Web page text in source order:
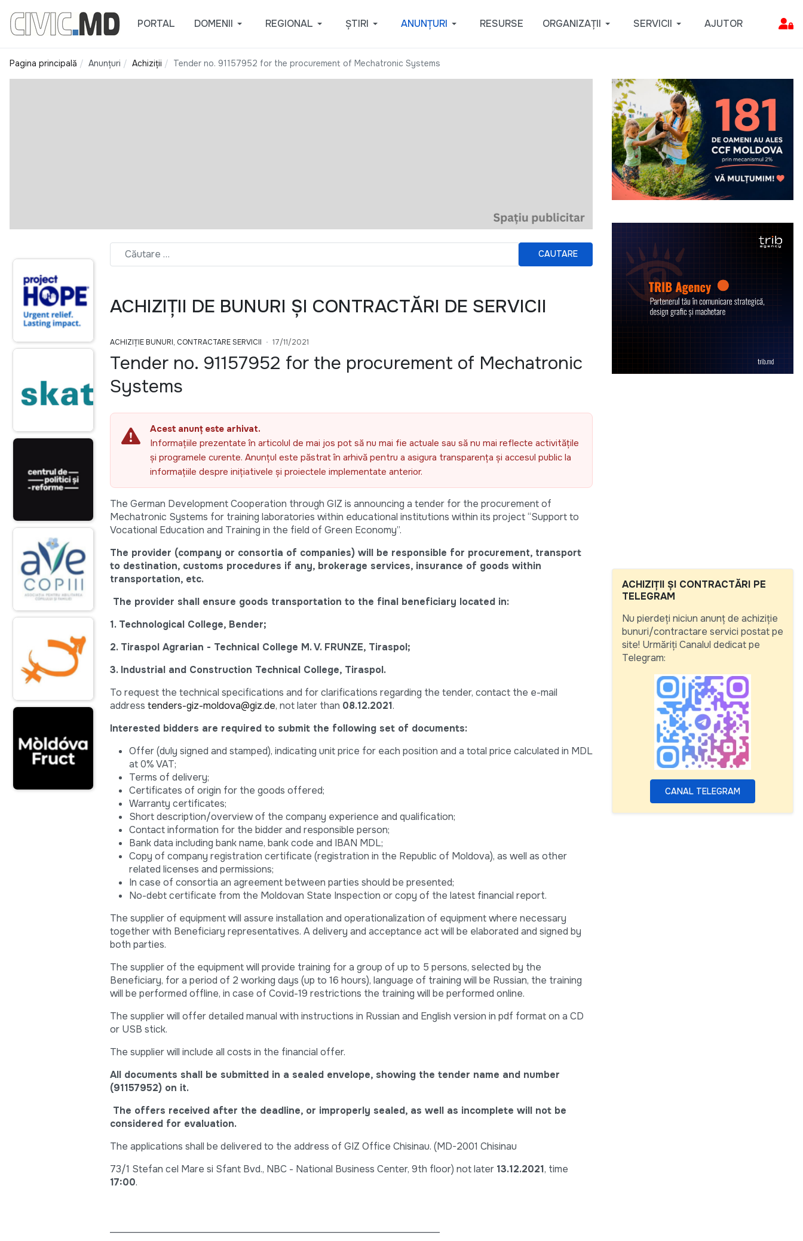
PORTAL DOMENII REGIONAL ȘTIRI ANUNȚURI RESURSE ORGANIZAȚII SERVICII AJUTOR
Pagina principală Anunțuri Achiziții Tender no. 91157952 for the procurement of Mechatronic Systems
CAUTARE
ACHIZIȚII DE BUNURI ȘI CONTRACTĂRI DE SERVICII
ACHIZIȚIE BUNURI, CONTRACTARE SERVICII 17/11/2021
Tender no. 91157952 for the procurement of Mechatronic
Systems
Acest anunț este arhivat.
Informațiile prezentate în articolul de mai jos pot să nu mai fie actuale sau să nu mai reflecte activitățile
și programele curente. Anunțul este păstrat în arhivă pentru a asigura transparența și accesul public la
informațiile despre inițiativele și proiectele implementate anterior.
The German Development Cooperation through GIZ is announcing a tender for the procurement of
Mechatronic Systems for training laboratories within educational institutions within its project “Support to
Vocational Education and Training in the field of Green Economy”.
The provider (company or consortia of companies) will be responsible for procurement, transport
to destination, customs procedures if any, brokerage services, insurance of goods within
transportation, etc.
The provider shall ensure goods transportation to the final beneficiary located in:
1. Technological College, Bender;
2. Tiraspol Agrarian - Technical College M. V. FRUNZE, Tiraspol;
3. Industrial and Construction Technical College, Tiraspol.
To request the technical specifications and for clarifications regarding the tender, contact the e-mail
address tenders-giz-moldova@giz.de, not later than 08.12.2021.
Interested bidders are required to submit the following set of documents:
Offer (duly signed and stamped), indicating unit price for each position and a total price calculated in MDL
at 0% VAT;
Terms of delivery;
Certificates of origin for the goods offered;
Warranty certificates;
Short description/overview of the company experience and qualification;
Contact information for the bidder and responsible person;
Bank data including bank name, bank code and IBAN MDL;
Copy of company registration certificate (registration in the Republic of Moldova), as well as other
related licenses and permissions;
In case of consortia an agreement between parties should be presented;
No-debt certificate from the Moldovan State Inspection or copy of the latest financial report.
The supplier of equipment will assure installation and operationalization of equipment where necessary
together with Beneficiary representatives. A delivery and acceptance act will be elaborated and signed by
both parties.
The supplier of the equipment will provide training for a group of up to 5 persons, selected by the
Beneficiary, for a period of 2 working days (up to 16 hours), language of training will be Russian, the training
will be performed offline, in case of Covid-19 restrictions the training will be performed online.
The supplier will offer detailed manual with instructions in Russian and English version in pdf format on a CD
or USB stick.
The supplier will include all costs in the financial offer.
All documents shall be submitted in a sealed envelope, showing the tender name and number
(91157952) on it.
The offers received after the deadline, or improperly sealed, as well as incomplete will not be
considered for evaluation.
The applications shall be delivered to the address of GIZ Office Chisinau. (MD-2001 Chisinau
73/1 Stefan cel Mare si Sfant Bvd., NBC - National Business Center, 9th floor) not later 13.12.2021, time
17:00.
ACHIZIȚII ȘI CONTRACTĂRI PE
TELEGRAM
Nu pierdeți niciun anunț de achiziție
bunuri/contractare servici postat pe
site! Urmăriți Canalul dedicat pe
Telegram:
CANAL TELEGRAM